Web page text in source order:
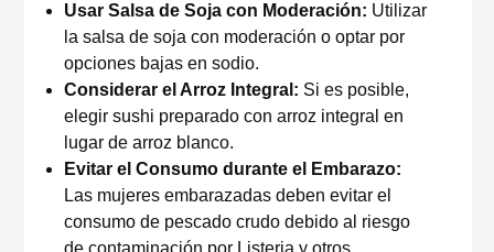
Usar Salsa de Soja con Moderación: Utilizar
la salsa de soja con moderación o optar por
opciones bajas en sodio.
Considerar el Arroz Integral: Si es posible,
elegir sushi preparado con arroz integral en
lugar de arroz blanco.
Evitar el Consumo durante el Embarazo:
Las mujeres embarazadas deben evitar el
consumo de pescado crudo debido al riesgo
de contaminación por Listeria y otros